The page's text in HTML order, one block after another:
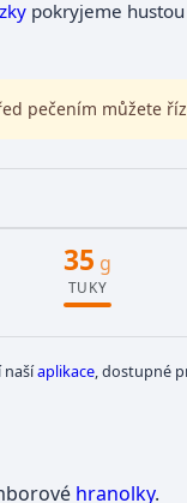
pokryjeme hustou
pečením můžete
35 g
TUKY
našíaplikace, dostupné
hranolky.